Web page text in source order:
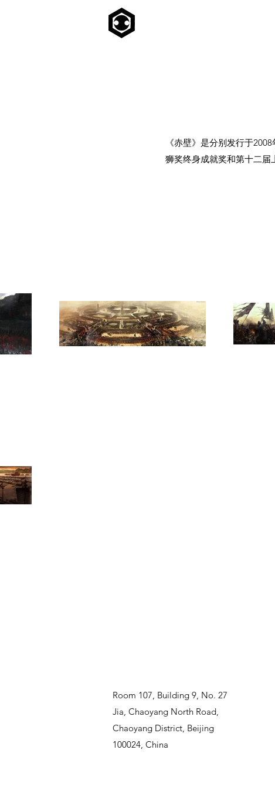
《赤壁》是分别发行于
狮奖终身成就奖和第十二
Room 107, Building 9, No. 27
Jia, Chaoyang North Road,
Chaoyang District, Beijing
100024, China